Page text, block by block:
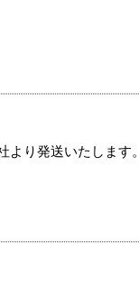
り発送いたします。